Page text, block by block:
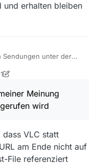
und erhalten bleiben
Sendungen unter der
als TS-Date auf der
Platte aber nicht am
richtigen Namen und
identischen
geladene
VLC das ohne
nacxh das VLC nicht
Das ist aber
bleiben müssen.
Meinung
wird
VLC statt
am Ende nicht auf
File referenziert